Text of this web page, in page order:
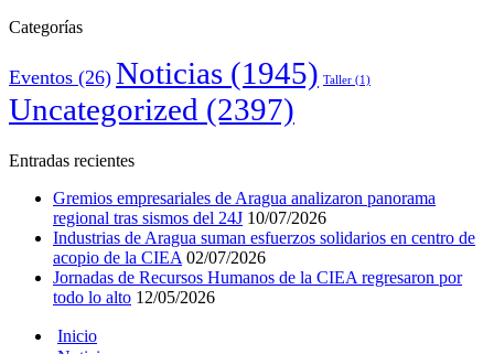
Categorías
Eventos (26) Noticias (1945) Taller (1)
Uncategorized (2397)
Entradas recientes
Gremios empresariales de Aragua analizaron panorama
regional tras sismos del 24J 10/07/2026
Industrias de Aragua suman esfuerzos solidarios en centro de
acopio de la CIEA 02/07/2026
Jornadas de Recursos Humanos de la CIEA regresaron por
todo lo alto 12/05/2026
Inicio